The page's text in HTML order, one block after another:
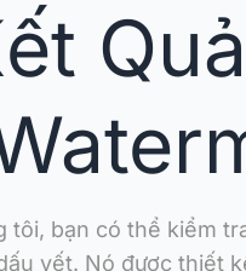
bạn có thể kiểm
vết. Nó được